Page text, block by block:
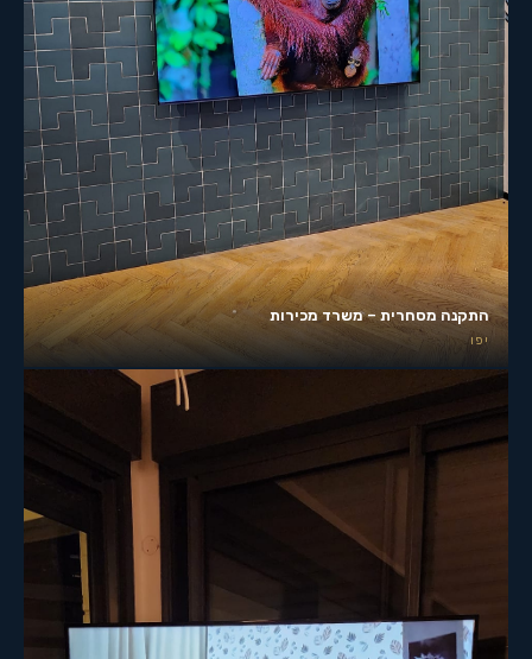
התקנה מסחרית – משרד מכירות
יפו